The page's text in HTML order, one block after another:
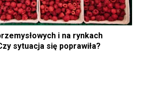
i na rynkach
sytuacja się poprawiła?